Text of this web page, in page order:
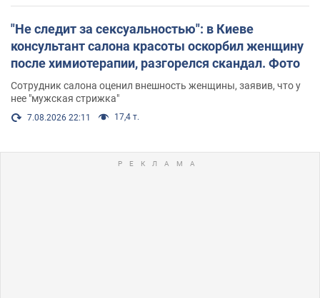
"Не следит за сексуальностью": в Киеве
консультант салона красоты оскорбил женщину
после химиотерапии, разгорелся скандал. Фото
Сотрудник салона оценил внешность женщины, заявив, что у
нее "мужская стрижка"
7.08.2026 22:11 17,4 т.